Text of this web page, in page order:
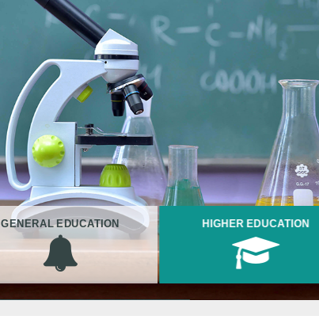
GENERAL EDUCATION HIGHER EDUCATION